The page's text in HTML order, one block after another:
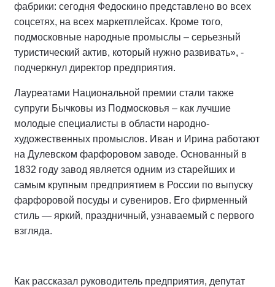
фабрики: сегодня Федоскино представлено во всех
соцсетях, на всех маркетплейсах. Кроме того,
подмосковные народные промыслы – серьезный
туристический актив, который нужно развивать», -
подчеркнул директор предприятия.
Лауреатами Национальной премии стали также
супруги Бычковы из Подмосковья – как лучшие
молодые специалисты в области народно-
художественных промыслов. Иван и Ирина работают
на Дулевском фарфоровом заводе. Основанный в
1832 году завод является одним из старейших и
самым крупным предприятием в России по выпуску
фарфоровой посуды и сувениров. Его фирменный
стиль — яркий, праздничный, узнаваемый с первого
взгляда.
Как рассказал руководитель предприятия, депутат